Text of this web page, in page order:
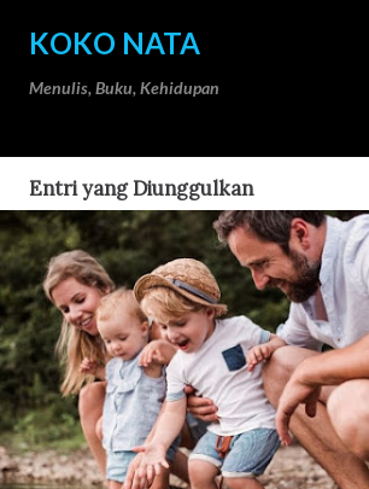
Langsung ke konten utama
KOKO NATA
Menulis, Buku, Kehidupan
Entri yang Diunggulkan